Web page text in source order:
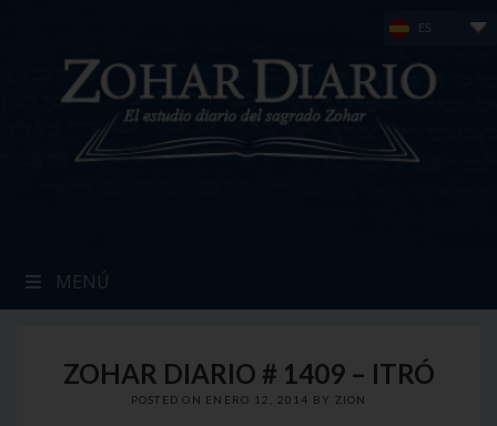
ES
MENÚ
ZOHAR DIARIO # 1409 – ITRÓ
POSTED ON ENERO 12, 2014 BY ZION